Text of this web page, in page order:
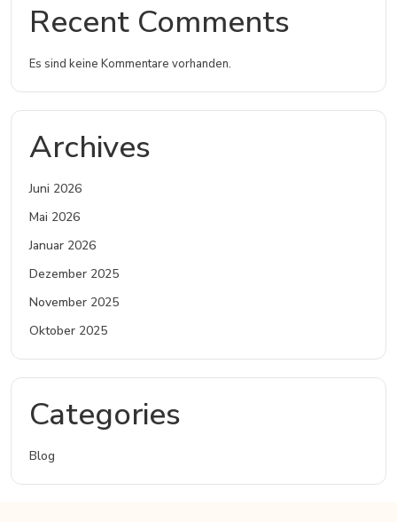
Recent Comments
Es sind keine Kommentare vorhanden.
Archives
Juni 2026
Mai 2026
Januar 2026
Dezember 2025
November 2025
Oktober 2025
Categories
Blog